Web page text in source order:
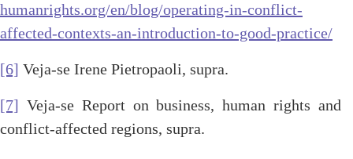
humanrights.org/en/blog/operating-in-conflict-
affected-contexts-an-introduction-to-good-practice/
[6] Veja-se Irene Pietropaoli, supra.
[7] Veja-se Report on business, human rights and
conflict-affected regions, supra.